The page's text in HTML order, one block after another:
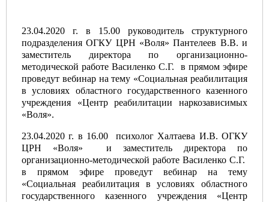
23.04.2020 г. в 15.00 руководитель структурного
подразделения ОГКУ ЦРН «Воля» Пантелеев В.В. и
заместитель директора по организационно-
методической работе Василенко С.Г. в прямом эфире
проведут вебинар на тему «Социальная реабилитация
в условиях областного государственного казенного
учреждения «Центр реабилитации наркозависимых
«Воля».
23.04.2020 г. в 16.00 психолог Халтаева И.В. ОГКУ
ЦРН «Воля» и заместитель директора по
организационно-методической работе Василенко С.Г.
в прямом эфире проведут вебинар на тему
«Социальная реабилитация в условиях областного
государственного казенного учреждения «Центр